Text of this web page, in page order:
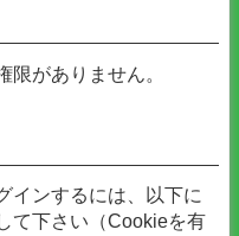
限がありません。
インするには、以下に
て下さい（Cookieを有